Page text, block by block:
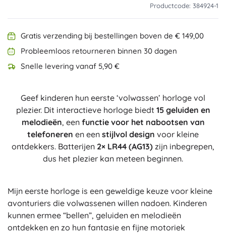
Productcode: 384924-1
Gratis verzending bij bestellingen boven de € 149,00
Probleemloos retourneren binnen 30 dagen
Snelle levering vanaf 5,90 €
Geef kinderen hun eerste ‘volwassen’ horloge vol
plezier. Dit interactieve horloge biedt 15 geluiden en
melodieën, een functie voor het nabootsen van
telefoneren en een stijlvol design voor kleine
ontdekkers. Batterijen 2× LR44 (AG13) zijn inbegrepen,
dus het plezier kan meteen beginnen.
Mijn eerste horloge is een geweldige keuze voor kleine
avonturiers die volwassenen willen nadoen. Kinderen
kunnen ermee “bellen”, geluiden en melodieën
ontdekken en zo hun fantasie en fijne motoriek